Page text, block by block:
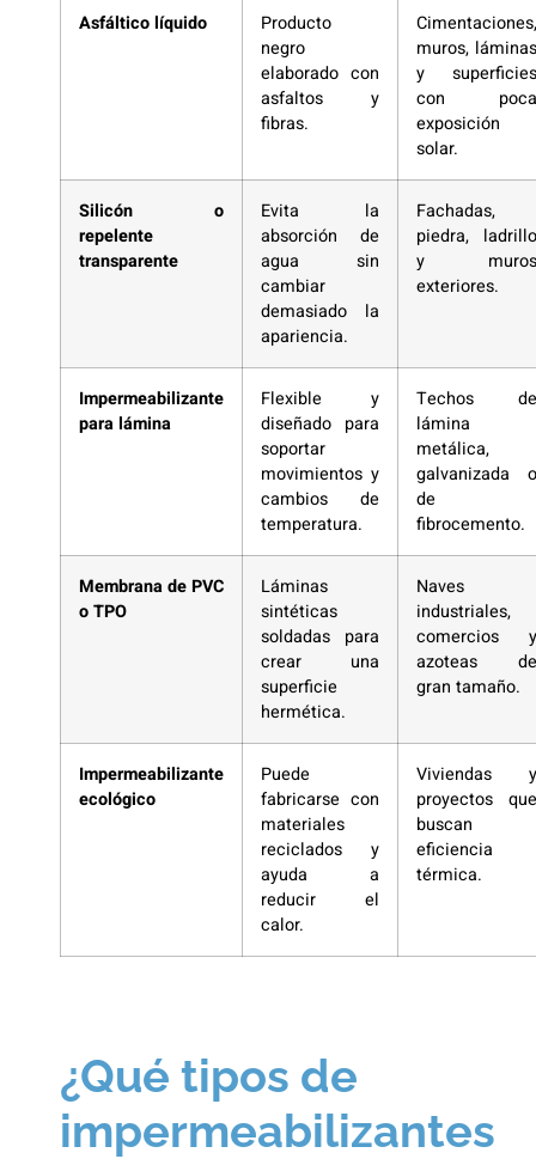
Asfáltico líquido
Producto
negro
elaborado con
asfaltos y
fibras.
Cimentaciones,
muros, láminas
y superficies
con poca
exposición
solar.
Silicón o
repelente
transparente
Evita la
absorción de
agua sin
cambiar
demasiado la
apariencia.
Fachadas,
piedra, ladrillo
y muros
exteriores.
Impermeabilizante
para lámina
Flexible y
diseñado para
soportar
movimientos y
cambios de
temperatura.
Techos de
lámina
metálica,
galvanizada o
de
fibrocemento.
Membrana de PVC
o TPO
Láminas
sintéticas
soldadas para
crear una
superficie
hermética.
Naves
industriales,
comercios y
azoteas de
gran tamaño.
Impermeabilizante
ecológico
Puede
fabricarse con
materiales
reciclados y
ayuda a
reducir el
calor.
Viviendas y
proyectos que
buscan
eficiencia
térmica.
¿Qué tipos de
impermeabilizantes